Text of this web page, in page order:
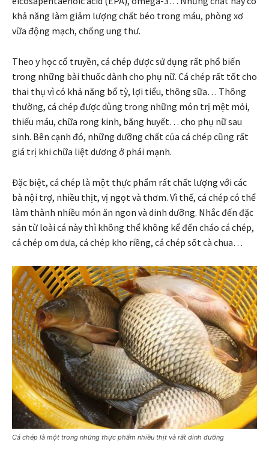
khả năng làm giảm lượng chất béo trong máu, phòng xơ
vữa động mạch, chống ung thư.
Theo y học cổ truyền, cá chép được sử dụng rất phổ biến
trong những bài thuốc dành cho phụ nữ. Cá chép rất tốt cho
thai thụ vì có khả năng bổ tỳ, lợi tiểu, thông sữa… Thông
thường, cá chép được dùng trong những món trị mệt mỏi,
thiếu máu, chữa rong kinh, băng huyết… cho phụ nữ sau
sinh. Bên cạnh đó, những dưỡng chất của cá chép cũng rất
giá trị khi chữa liệt dương ở phái mạnh.
Đặc biệt, cá chép là một thực phẩm rất chất lượng với các
bà nội trợ, nhiều thịt, vị ngọt và thơm. Vì thế, cá chép có thể
làm thành nhiều món ăn ngon và dinh dưỡng. Nhắc đến đặc
sản từ loài cá này thì không thể không kể đến cháo cá chép,
cá chép om dưa, cá chép kho riềng, cá chép sốt cà chua…
Cá chép là một trong những thực phẩm nhiều thịt và rất dinh dưỡng